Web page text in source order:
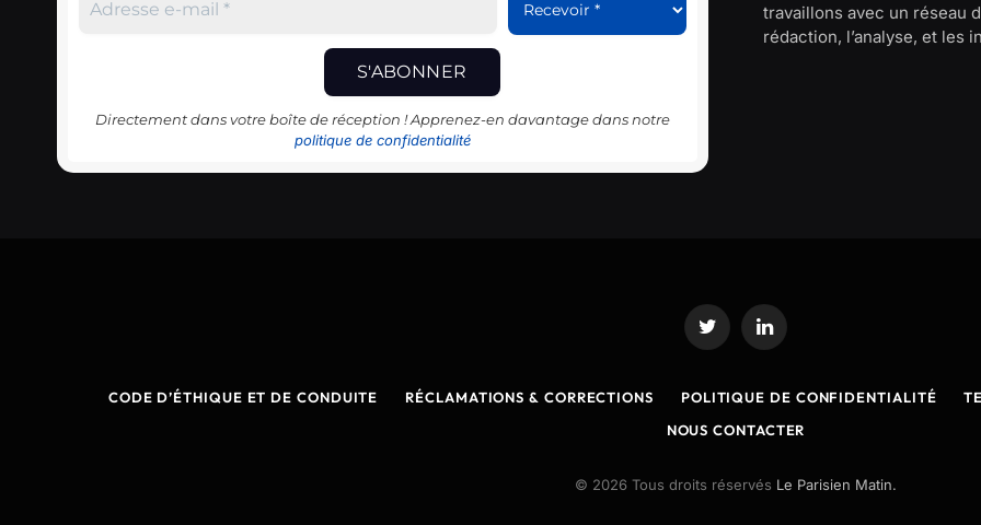
Directement dans votre boîte de réception ! Apprenez-en davantage dans notre
politique de confidentialité
travaillons avec un réseau
rédaction, l’analyse, et les
Twitter LinkedIn
CODE D’ÉTHIQUE ET DE CONDUITE RÉCLAMATIONS & CORRECTIONS POLITIQUE DE CONFIDENTIALITÉ
NOUS CONTACTER
© 2026 Tous droits réservés Le Parisien Matin.